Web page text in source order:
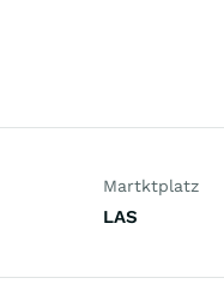
Martktplatz
LAS